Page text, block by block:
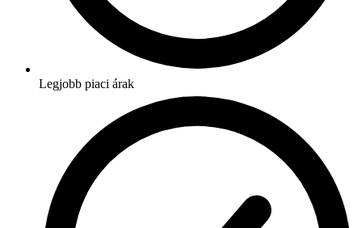
Legjobb piaci árak